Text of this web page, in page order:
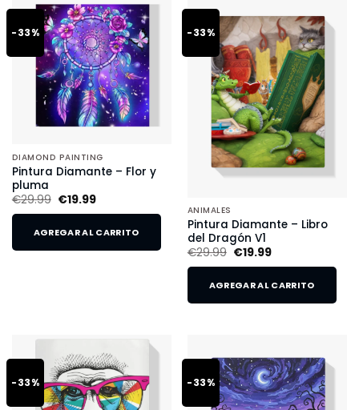
-33%
DIAMOND PAINTING
Pintura Diamante – Flor y
pluma
€29.99 €19.99
AGREGAR AL CARRITO
-33%
ANIMALES
Pintura Diamante – Libro
del Dragón V1
€29.99 €19.99
AGREGAR AL CARRITO
-33% -33%